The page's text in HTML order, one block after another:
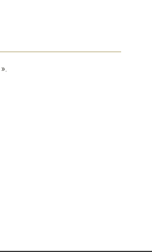
».